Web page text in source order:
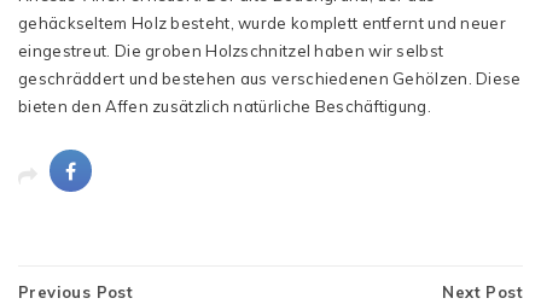
gehäckseltem Holz besteht, wurde komplett entfernt und neuer
eingestreut. Die groben Holzschnitzel haben wir selbst
geschräddert und bestehen aus verschiedenen Gehölzen. Diese
bieten den Affen zusätzlich natürliche Beschäftigung.
Next Post
Previous Post